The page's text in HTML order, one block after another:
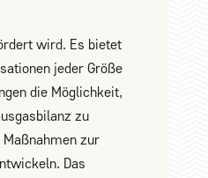
wird. Es bietet
jeder Größe
die Möglichkeit,
zu
zur
Das